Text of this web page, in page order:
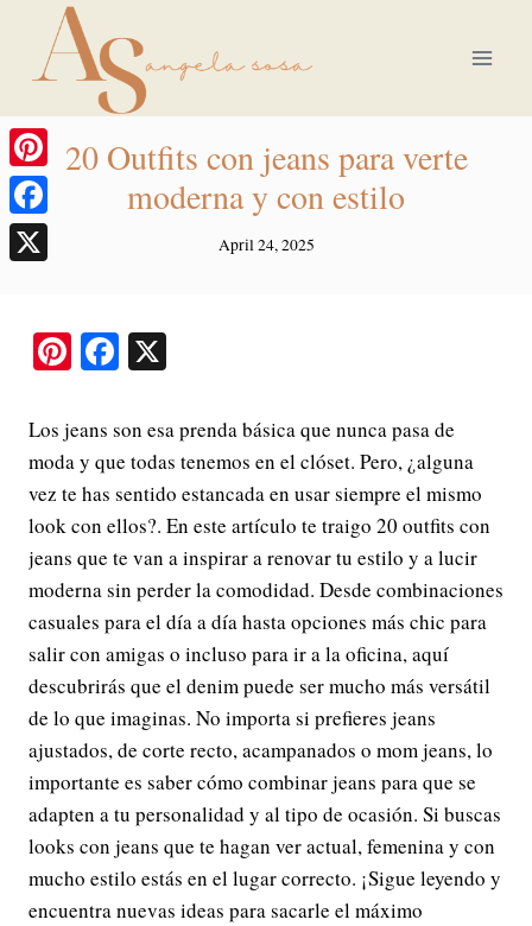
content
20 Outfits con jeans para verte
moderna y con estilo
April 24, 2025
Pi
er
es
t
Fa
bo
ok
Los jeans son esa prenda básica que nunca pasa de
moda y que todas tenemos en el clóset. Pero, ¿alguna
vez te has sentido estancada en usar siempre el mismo
look con ellos?. En este artículo te traigo 20 outfits con
jeans que te van a inspirar a renovar tu estilo y a lucir
moderna sin perder la comodidad. Desde combinaciones
casuales para el día a día hasta opciones más chic para
salir con amigas o incluso para ir a la oficina, aquí
descubrirás que el denim puede ser mucho más versátil
de lo que imaginas. No importa si prefieres jeans
ajustados, de corte recto, acampanados o mom jeans, lo
importante es saber cómo combinar jeans para que se
adapten a tu personalidad y al tipo de ocasión. Si buscas
looks con jeans que te hagan ver actual, femenina y con
mucho estilo estás en el lugar correcto. ¡Sigue leyendo y
encuentra nuevas ideas para sacarle el máximo
Pinterest
Facebook